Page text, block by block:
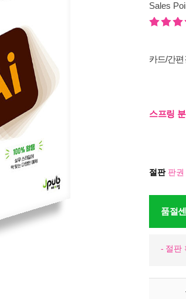
Sales
카드/간
스프링
절판판권
품절
- 절판